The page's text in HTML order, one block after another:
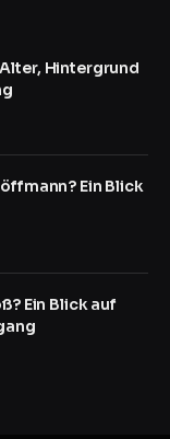
Hintergrund
Ein Blick
Ein Blick auf